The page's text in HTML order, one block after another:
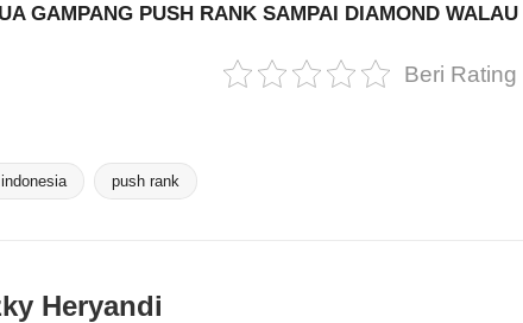
GAMPANG PUSH RANK SAMPAI DIAMOND
Beri Rating
push rank
Heryandi